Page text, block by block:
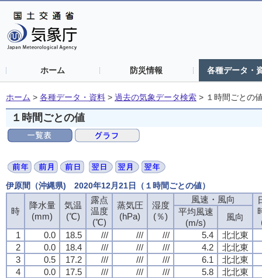
ホーム 防災情報 各種データ・
ホーム > 各種データ・資料 > 過去の気象データ検索 > １時間ごとの
１時間ごとの値
伊原間（沖縄県) 2020年12月21日（１時間ごとの値）
時
降水量
(mm)
気温
(℃)
露点
温度
(℃)
蒸気圧
(hPa)
湿度
(％)
風速・風向
平均風速
(m/s)
風向
1
0.0 18.5 /// /// /// 5.4
北北東
2
0.0 18.4 /// /// /// 4.2
北北東
3
0.5 17.2 /// /// /// 6.1
北北東
4
0.0 17.5 /// /// /// 5.8
北北東
時
降水量
(mm)
気温
(℃)
露点
温度
(℃)
蒸気圧
(hPa)
湿度
(％)
風速・風向
平均風速
(m/s)
風向
1
0.0 18.5 /// /// /// 5.4
北北東
2
0.0 18.4 /// /// /// 4.2
北北東
3
0.5 17.2 /// /// /// 6.1
北北東
4
0.0 17.5 /// /// /// 5.8
北北東
時
降水量
(mm)
気温
(℃)
露点
温度
(℃)
蒸気圧
(hPa)
湿度
(％)
風速・風向
平均風速
(m/s)
風向
1
0.0 18.5 /// /// /// 5.4
北北東
2
0.0 18.4 /// /// /// 4.2
北北東
3
0.5 17.2 /// /// /// 6.1
北北東
4
0.0 17.5 /// /// /// 5.8
北北東
時
降水量
(mm)
気温
(℃)
露点
温度
(℃)
蒸気圧
(hPa)
湿度
(％)
風速・風向
平均風速
(m/s)
風向
1
0.0 18.5 /// /// /// 5.4
北北東
2
0.0 18.4 /// /// /// 4.2
北北東
3
0.5 17.2 /// /// /// 6.1
北北東
4
0.0 17.5 /// /// /// 5.8
北北東